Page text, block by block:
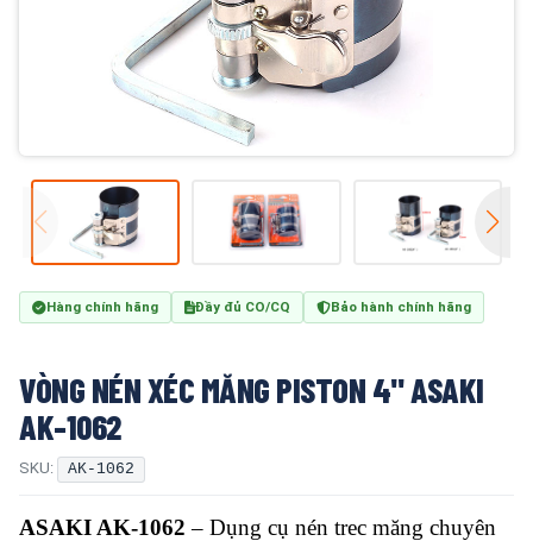
Hàng chính hãng Đầy đủ CO/CQ Bảo hành chính hãng
VÒNG NÉN XÉC MĂNG PISTON 4" ASAKI
AK-1062
SKU: AK-1062
ASAKI AK-1062 – Dụng cụ nén trec măng chuyên